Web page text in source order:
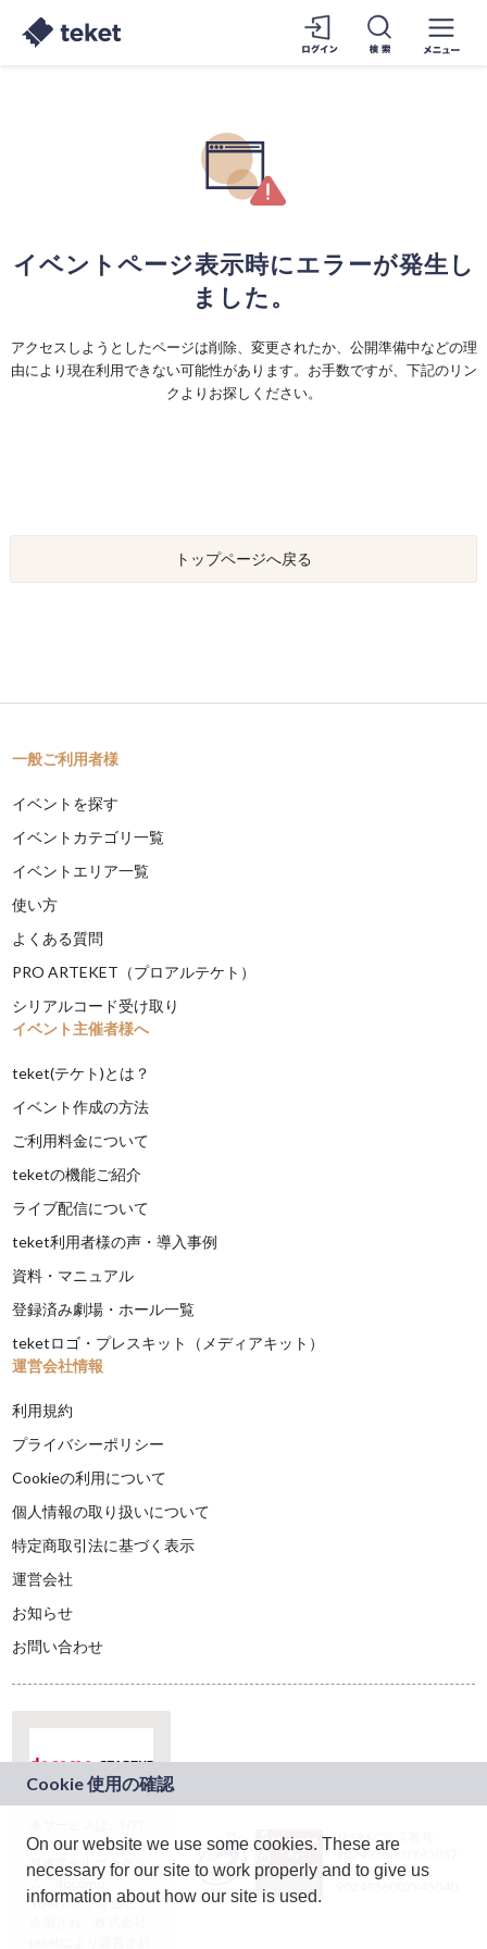
イベントページ表示時にエラーが発生し
ました。
アクセスしようとしたページは削除、変更されたか、公開準備中などの理
由により現在利用できない可能性があります。お手数ですが、下記のリン
クよりお探しください。
トップページへ戻る
一般ご利用者様
イベントを探す
イベントカテゴリ一覧
イベントエリア一覧
使い方
よくある質問
PRO ARTEKET（プロアルテケト）
シリアルコード受け取り
イベント主催者様へ
teket(テケト)とは？
イベント作成の方法
ご利用料金について
teketの機能ご紹介
ライブ配信について
teket利用者様の声・導入事例
資料・マニュアル
登録済み劇場・ホール一覧
teketロゴ・プレスキット（メディアキット）
運営会社情報
利用規約
プライバシーポリシー
Cookieの利用について
個人情報の取り扱いについて
特定商取引法に基づく表示
運営会社
お知らせ
お問い合わせ
ドコモグループの新
規事業創出プログラ
ム「docomo
STARTUP」を通じて
JASRAC許諾番号：
9024936001Y45037
JASRAC許諾番号：
On our website we use some cookies. These are
necessary for our site to work properly and to give us
information about how our site is used.